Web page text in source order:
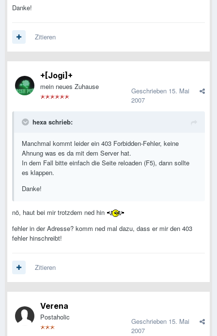
Danke!
Zitieren
+[Jogi]+
mein neues Zuhause Geschrieben 15. Mai
2007
hexa schrieb:
Manchmal kommt leider ein 403 Forbidden-Fehler, keine
Ahnung was es da mit dem Server hat.
In dem Fall bitte einfach die Seite reloaden (F5), dann sollte
es klappen.
Danke!
nö, haut bei mir trotzdem ned hin
fehler in der Adresse? komm ned mal dazu, dass er mir den 403
fehler hinschreibt!
Zitieren
Verena
Postaholic Geschrieben 15. Mai
2007